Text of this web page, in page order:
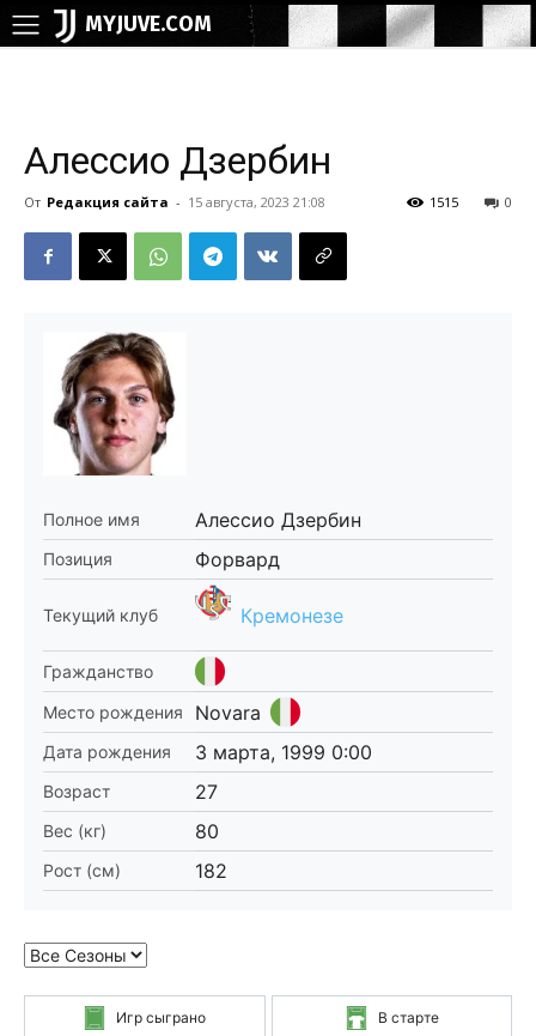
MYJUVE.COM
Алессио Дзербин
От Редакция сайта - 15 августа, 2023 21:08 0
1515
Полное имя Алессио Дзербин
Позиция Форвард
Текущий клуб Кремонезе
Гражданство
Место рождения
Novara
Дата рождения 3 марта, 1999 0:00
Возраст 27
Вес (кг) 80
Рост (см) 182
Игр сыграно В старте